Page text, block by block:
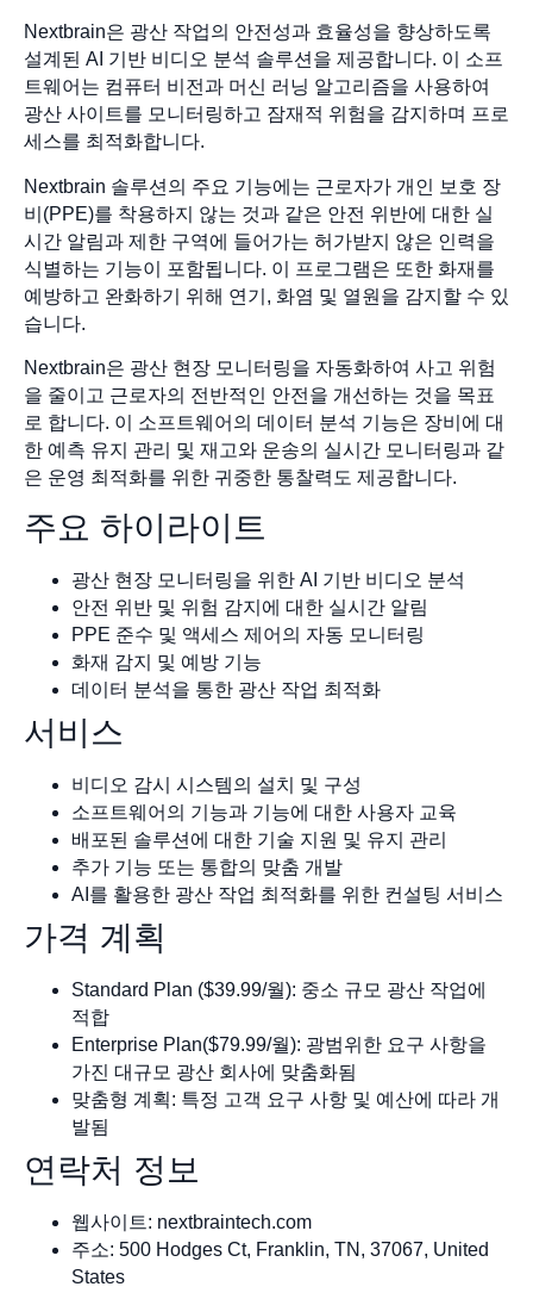
Nextbrain은 광산 작업의 안전성과 효율성을 향상하도록
설계된 AI 기반 비디오 분석 솔루션을 제공합니다. 이 소프
트웨어는 컴퓨터 비전과 머신 러닝 알고리즘을 사용하여
광산 사이트를 모니터링하고 잠재적 위험을 감지하며 프로
세스를 최적화합니다.
Nextbrain 솔루션의 주요 기능에는 근로자가 개인 보호 장
비(PPE)를 착용하지 않는 것과 같은 안전 위반에 대한 실
시간 알림과 제한 구역에 들어가는 허가받지 않은 인력을
식별하는 기능이 포함됩니다. 이 프로그램은 또한 화재를
예방하고 완화하기 위해 연기, 화염 및 열원을 감지할 수 있
습니다.
Nextbrain은 광산 현장 모니터링을 자동화하여 사고 위험
을 줄이고 근로자의 전반적인 안전을 개선하는 것을 목표
로 합니다. 이 소프트웨어의 데이터 분석 기능은 장비에 대
한 예측 유지 관리 및 재고와 운송의 실시간 모니터링과 같
은 운영 최적화를 위한 귀중한 통찰력도 제공합니다.
주요 하이라이트
광산 현장 모니터링을 위한 AI 기반 비디오 분석
안전 위반 및 위험 감지에 대한 실시간 알림
PPE 준수 및 액세스 제어의 자동 모니터링
화재 감지 및 예방 기능
데이터 분석을 통한 광산 작업 최적화
서비스
비디오 감시 시스템의 설치 및 구성
소프트웨어의 기능과 기능에 대한 사용자 교육
배포된 솔루션에 대한 기술 지원 및 유지 관리
추가 기능 또는 통합의 맞춤 개발
AI를 활용한 광산 작업 최적화를 위한 컨설팅 서비스
가격 계획
Standard Plan ($39.99/월): 중소 규모 광산 작업에
적합
Enterprise Plan($79.99/월): 광범위한 요구 사항을
가진 대규모 광산 회사에 맞춤화됨
맞춤형 계획: 특정 고객 요구 사항 및 예산에 따라 개
발됨
연락처 정보
웹사이트: nextbraintech.com
주소: 500 Hodges Ct, Franklin, TN, 37067, United
States